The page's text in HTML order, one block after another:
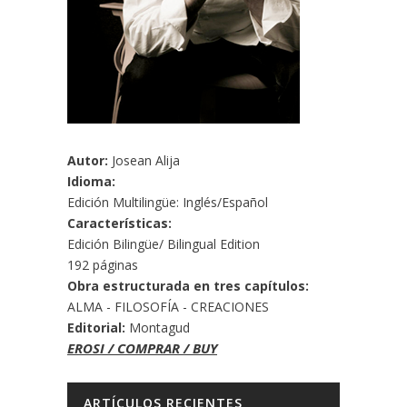
Autor: Josean Alija
Idioma:
Edición Multilingüe: Inglés/Español
Características:
Edición Bilingüe/ Bilingual Edition
192 páginas
Obra estructurada en tres capítulos:
ALMA - FILOSOFÍA - CREACIONES
Editorial: Montagud
EROSI / COMPRAR / BUY
ARTÍCULOS RECIENTES